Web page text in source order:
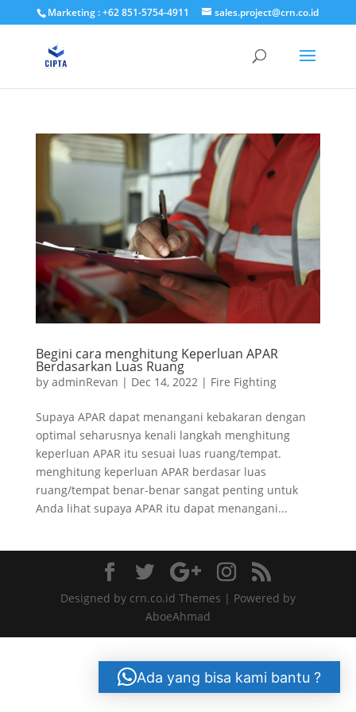
Marketing : +62 851-5754-4911 sales.project@crn.co.id
Begini cara menghitung Keperluan APAR
Berdasarkan Luas Ruang
by adminRevan | Dec 14, 2022 | Fire Fighting
Supaya APAR dapat menangani kebakaran dengan
optimal seharusnya kenali langkah menghitung
keperluan APAR itu sesuai luas ruang/tempat.
menghitung keperluan APAR berdasar luas
ruang/tempat benar-benar sangat penting untuk
Anda lihat supaya APAR itu dapat menangani...
Designed by crn.co.id Themes | Powered by
AboeAhmad
Ada yang bisa kami bantu ?